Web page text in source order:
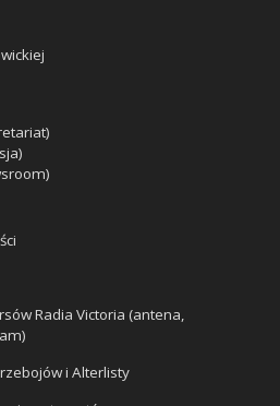
Radia Victoria (antena,
i Alterlisty